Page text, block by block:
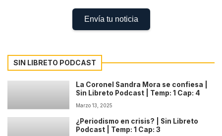
Envía tu noticia
SIN LIBRETO PODCAST
La Coronel Sandra Mora se confiesa |
Sin Libreto Podcast | Temp: 1 Cap: 4
Marzo 13, 2025
¿Periodismo en crisis? | Sin Libreto
Podcast | Temp: 1 Cap: 3